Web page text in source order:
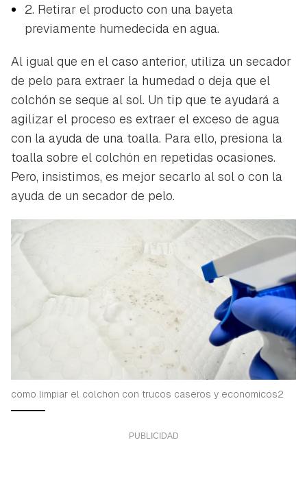
2. Retirar el producto con una bayeta
previamente humedecida en agua.
Al igual que en el caso anterior, utiliza un secador
de pelo para extraer la humedad o deja que el
colchón se seque al sol. Un tip que te ayudará a
agilizar el proceso es extraer el exceso de agua
con la ayuda de una toalla. Para ello, presiona la
toalla sobre el colchón en repetidas ocasiones.
Pero, insistimos, es mejor secarlo al sol o con la
ayuda de un secador de pelo.
como limpiar el colchon con trucos caseros y economicos2